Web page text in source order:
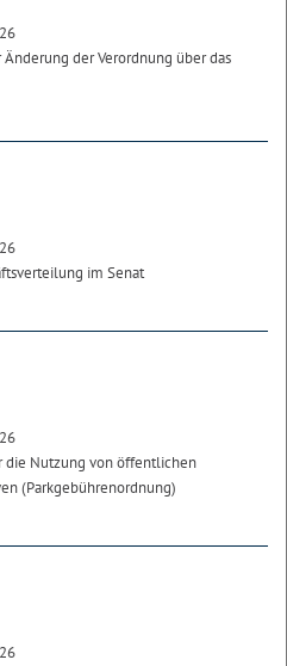
der Verordnung über das
im Senat
die Nutzung von öffentlichen
(Parkgebührenordnung)